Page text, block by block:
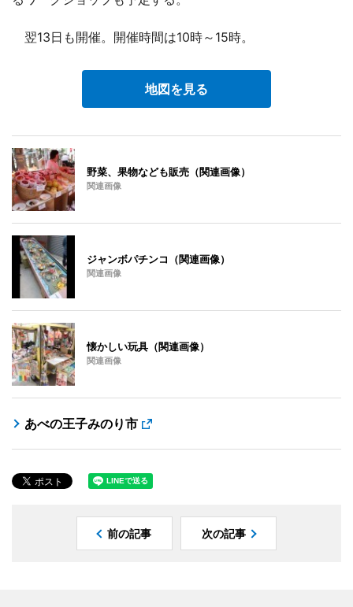
翌13日も開催。開催時間は10時～15時。
地図を見る
野菜、果物なども販売（関連画像）
関連画像
ジャンボパチンコ（関連画像）
関連画像
懐かしい玩具（関連画像）
関連画像
あべの王子みのり市
前の記事 次の記事